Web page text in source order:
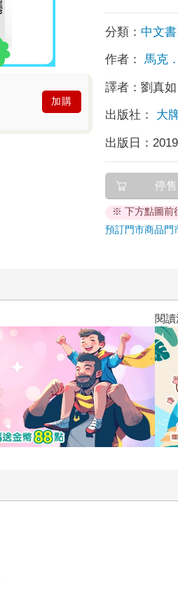
加購
分類： 中文書
作者： 馬克
譯者：劉真如
出版社： 大
出版日：
停售
※ 下方點圖前
預訂門市商品門
閱